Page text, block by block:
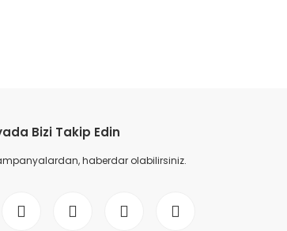
Bizi Takip Edin
haberdar olabilirsiniz.